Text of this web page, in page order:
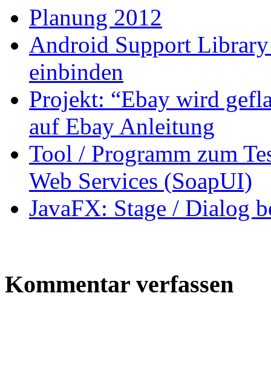
Planung 2012
Android Support
einbinden
Projekt: “Ebay wird
auf Ebay Anleitung
Tool / Programm zum
Web Services (SoapUI)
JavaFX: Stage / Dialog
Kommentar verfassen